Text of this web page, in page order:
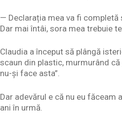
— Declarația mea va fi completă
Dar mai întâi, sora mea trebuie
Claudia a început să plângă
scaun din plastic, murmurând că
nu-și face asta”.
Dar adevărul e că nu eu făceam
ani în urmă.